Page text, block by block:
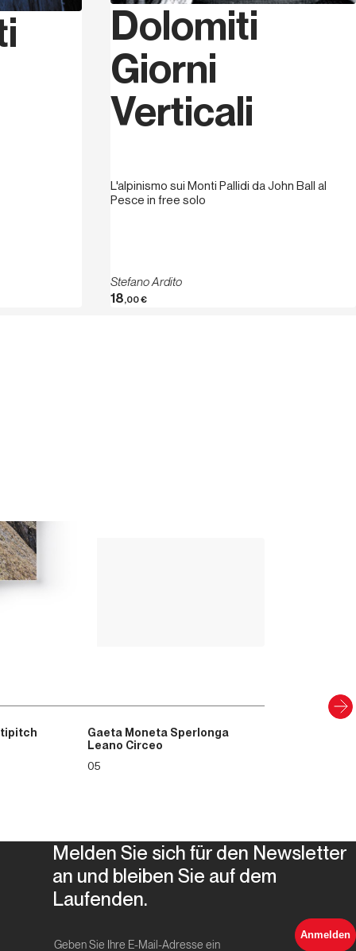
Dolomiti
Giorni
Verticali
L'alpinismo sui Monti Pallidi da John Ball al
Pesce in free solo
Stefano Ardito
18,00€
Gaeta Moneta Sperlonga
Leano Circeo
05
Melden Sie sich für den Newsletter
an und bleiben Sie auf dem
Laufenden.
Anmelden